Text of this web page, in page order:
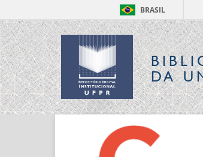
BRASIL
DA